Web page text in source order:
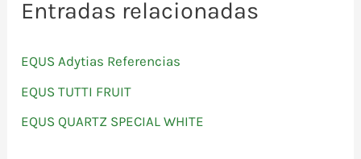
Entradas relacionadas
EQUS Adytias Referencias
EQUS TUTTI FRUIT
EQUS QUARTZ SPECIAL WHITE